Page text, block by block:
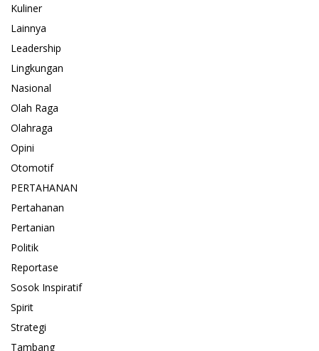
Kuliner
Lainnya
Leadership
Lingkungan
Nasional
Olah Raga
Olahraga
Opini
Otomotif
PERTAHANAN
Pertahanan
Pertanian
Politik
Reportase
Sosok Inspiratif
Spirit
Strategi
Tambang